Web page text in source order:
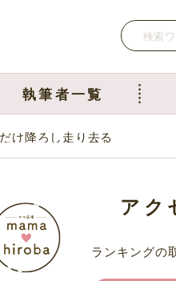
執筆者一覧
け降ろし走り去る
アク
ランキングの